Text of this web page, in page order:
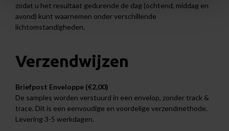
zodat u het resultaat gedurende de dag (ochtend, middag en
avond) kunt waarnemen onder verschillende
lichtomstandigheden.
Verzendwijzen
Briefpost Enveloppe (€2,00)
De samples worden verstuurd in een envelop, zonder track &
trace. Dit is een eenvoudige en voordelige verzendmethode.
Levering 3-5 werkdagen.